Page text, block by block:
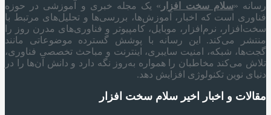
رسانه «سلام سخت‌ افزار » یک مجله خبری و آموزشی در حوزه
فناوری است که اخبار، آموزش‌ها، بررسی‌ها و تحلیل‌های مرتبط با
سخت‌افزار، نرم‌افزار، موبایل، کامپیوتر و فناوری‌های مدرن روز را
منتشر می‌کند. این رسانه با پوشش گسترده موضوعاتی مانند
گجت‌ها، شبکه، امنیت سایبری، اینترنت و مباحث تخصصی فناوری،
تلاش می‌کند مخاطبان را همواره به‌روز نگه دارد و دانش آن‌ها را در
دنیای نوین تکنولوژی افزایش دهد.
مقالات و اخبار اخیر سلام سخت افزار